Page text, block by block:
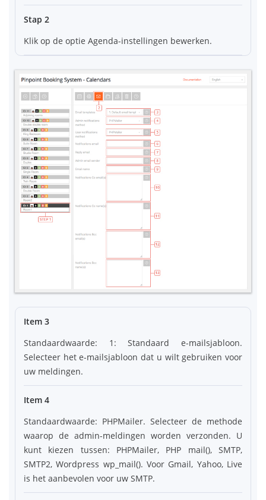
Stap 2
Klik op de optie Agenda-instellingen bewerken.
Item 3
Standaardwaarde: 1: Standaard e-mailsjabloon.
Selecteer het e-mailsjabloon dat u wilt gebruiken voor
uw meldingen.
Item 4
Standaardwaarde: PHPMailer. Selecteer de methode
waarop de admin-meldingen worden verzonden. U
kunt kiezen tussen: PHPMailer, PHP mail(), SMTP,
SMTP2, Wordpress wp_mail(). Voor Gmail, Yahoo, Live
is het aanbevolen voor uw SMTP.